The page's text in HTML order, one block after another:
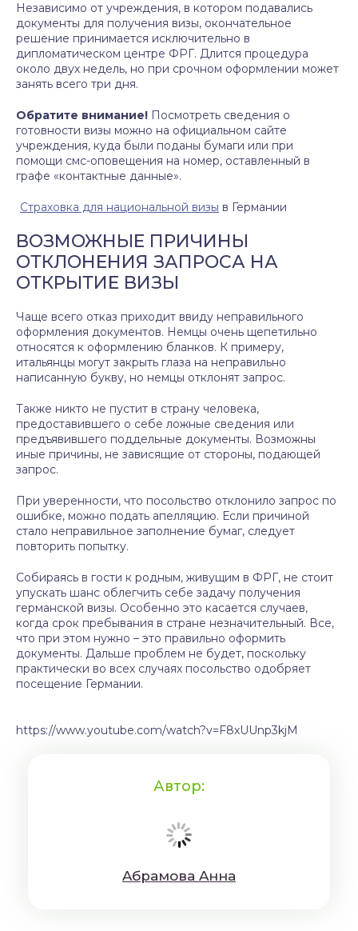
Независимо от учреждения, в котором подавались
документы для получения визы, окончательное
решение принимается исключительно в
дипломатическом центре ФРГ. Длится процедура
около двух недель, но при срочном оформлении может
занять всего три дня.
Обратите внимание! Посмотреть сведения о
готовности визы можно на официальном сайте
учреждения, куда были поданы бумаги или при
помощи смс-оповещения на номер, оставленный в
графе «контактные данные».
Страховка для национальной визы в Германии
ВОЗМОЖНЫЕ ПРИЧИНЫ
ОТКЛОНЕНИЯ ЗАПРОСА НА
ОТКРЫТИЕ ВИЗЫ
Чаще всего отказ приходит ввиду неправильного
оформления документов. Немцы очень щепетильно
относятся к оформлению бланков. К примеру,
итальянцы могут закрыть глаза на неправильно
написанную букву, но немцы отклонят запрос.
Также никто не пустит в страну человека,
предоставившего о себе ложные сведения или
предъявившего поддельные документы. Возможны
иные причины, не зависящие от стороны, подающей
запрос.
При уверенности, что посольство отклонило запрос по
ошибке, можно подать апелляцию. Если причиной
стало неправильное заполнение бумаг, следует
повторить попытку.
Собираясь в гости к родным, живущим в ФРГ, не стоит
упускать шанс облегчить себе задачу получения
германской визы. Особенно это касается случаев,
когда срок пребывания в стране незначительный. Все,
что при этом нужно – это правильно оформить
документы. Дальше проблем не будет, поскольку
практически во всех случаях посольство одобряет
посещение Германии.
https://www.youtube.com/watch?v=F8xUUnp3kjM
Автор:
Aбрaмoвa Aннa